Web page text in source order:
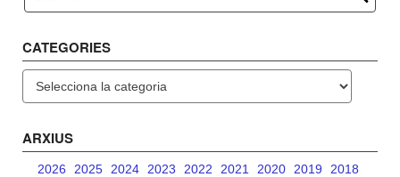
CATEGORIES
ARXIUS
2026 2025 2024 2023 2022 2021 2020 2019
2018